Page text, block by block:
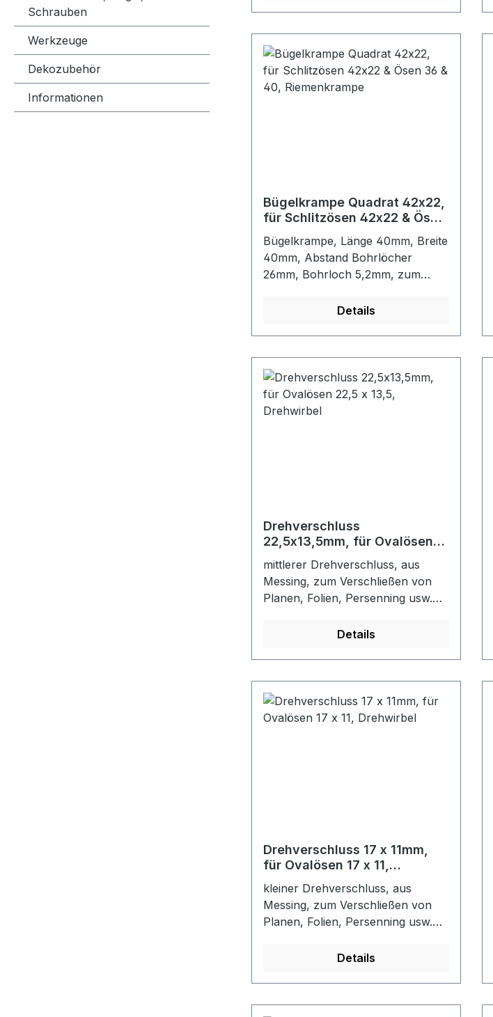
Schrauben
Werkzeuge
Dekozubehör
Informationen
Bügelkrampe Quadrat 42x22,
für Schlitzösen 42x22 & Ösen
Bügelkrampe, Länge 40mm, Breite
40mm, Abstand Bohrlöcher
26mm, Bohrloch 5,2mm, zum
Persenning usw. mit Rechteck-
Details
Drehverschluss
22,5x13,5mm, für Ovalösen
mittlerer Drehverschluss, aus
Messing, zum Verschließen von
Planen, Folien, Persenning usw.
Details
Drehverschluss 17 x 11mm,
für Ovalösen 17 x 11,
kleiner Drehverschluss, aus
Messing, zum Verschließen von
Planen, Folien, Persenning usw.
Details